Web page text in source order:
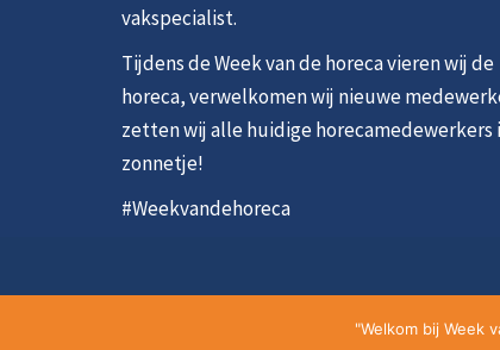
vakspecialist.
Tijdens de Week van de horeca vieren wij de
horeca, verwelkomen wij nieuwe
zetten wij alle huidige horecamedewerkers
zonnetje!
#Weekvandehoreca
"Welkom bij Week